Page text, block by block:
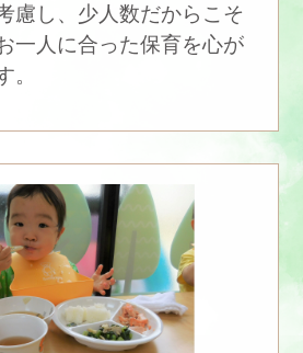
慮し、少人数だからこそ
一人に合った保育を心が
。